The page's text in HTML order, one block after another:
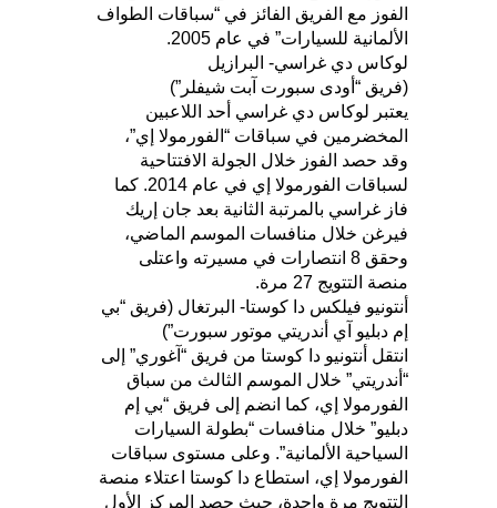
الفوز مع الفريق الفائز في “سباقات الطواف
الألمانية للسيارات” في عام 2005.
لوكاس دي غراسي- البرازيل
(فريق “أودى سبورت آبت شيفلر”)
يعتبر لوكاس دي غراسي أحد اللاعبين
المخضرمين في سباقات “الفورمولا إي”،
وقد حصد الفوز خلال الجولة الافتتاحية
لسباقات الفورمولا إي في عام 2014. كما
فاز غراسي بالمرتبة الثانية بعد جان إريك
فيرغن خلال منافسات الموسم الماضي،
وحقق 8 انتصارات في مسيرته واعتلى
منصة التتويج 27 مرة.
أنتونيو فيلكس دا كوستا- البرتغال (فريق “بي
إم دبليو آي أندريتي موتور سبورت”)
انتقل أنتونيو دا كوستا من فريق “آغوري” إلى
“أندريتي” خلال الموسم الثالث من سباق
الفورمولا إي، كما انضم إلى فريق “بي إم
دبليو” خلال منافسات “بطولة السيارات
السياحية الألمانية”. وعلى مستوى سباقات
الفورمولا إي، استطاع دا كوستا اعتلاء منصة
التتويج مرة واحدة، حيث حصد المركز الأول